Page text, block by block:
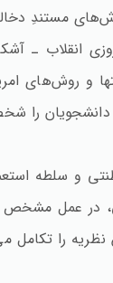
مستندِ
انقلاب ـ
و روش‌های
را
و سلطه
در عمل مشخص
نظریه را